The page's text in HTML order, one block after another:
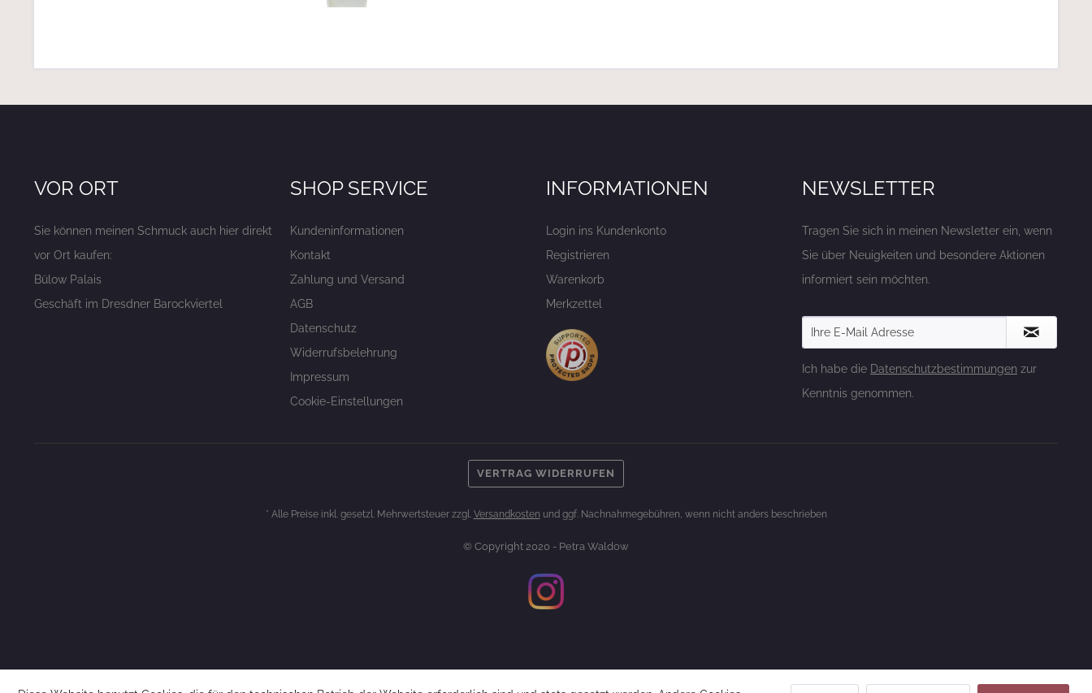
VOR ORT
Sie können meinen Schmuck auch hier direkt
vor Ort kaufen:
Bülow Palais
Geschäft im Dresdner Barockviertel
SHOP SERVICE
Kundeninformationen
Kontakt
Zahlung und Versand
AGB
Datenschutz
Widerrufsbelehrung
Impressum
Cookie-Einstellungen
INFORMATIONEN
Login ins Kundenkonto
Registrieren
Warenkorb
Merkzettel
NEWSLETTER
Tragen Sie sich in meinen Newsletter ein, wenn
Sie über Neuigkeiten und besondere Aktionen
informiert sein möchten.
Ich habe die Datenschutzbestimmungen zur
Kenntnis genommen.
VERTRAG WIDERRUFEN
* Alle Preise inkl. gesetzl. Mehrwertsteuer zzgl. Versandkosten und ggf. Nachnahmegebühren, wenn nicht anders beschrieben
© Copyright 2020 - Petra Waldow